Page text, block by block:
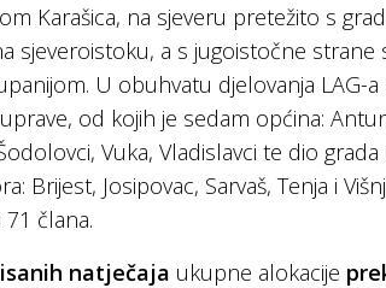
Karašica, na sjeveru pretežito s
sjeveroistoku, a s jugoistočne strane
U obuhvatu djelovanja LAG-
od kojih je sedam općina:
Vuka, Vladislavci te dio
Brijest, Josipovac, Sarvaš, Tenja i
člana.
natječaja ukupne alokacije